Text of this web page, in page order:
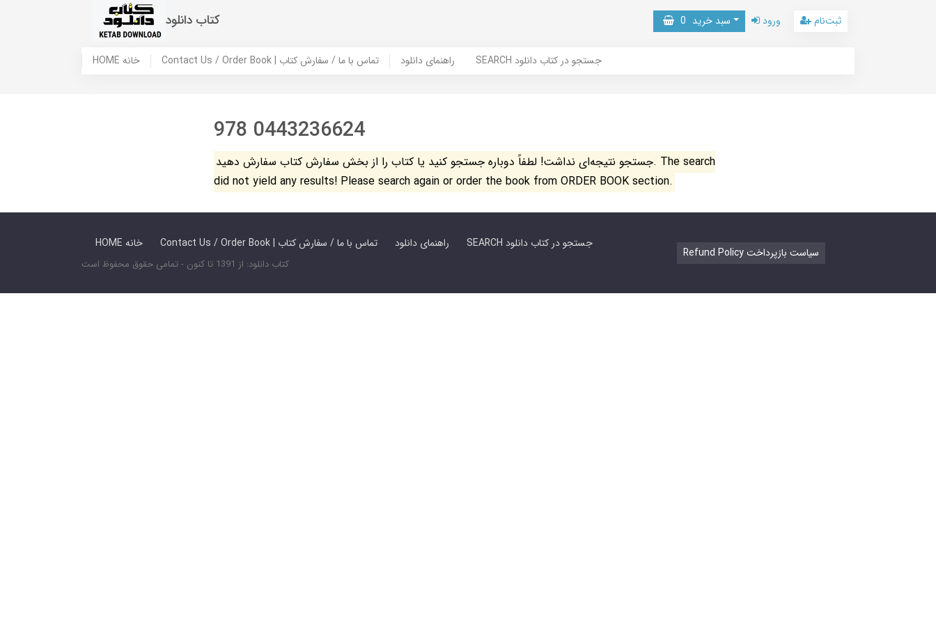
کتاب دانلود سبد خرید 0 ورود ثبت‌نام
HOME خانه Contact Us / Order Book | تماس با ما / سفارش کتاب راهنمای دانلود SEARCH جستجو در کتاب دانلود
978 0443236624
جستجو نتیجه‌ای نداشت! لطفاً دوباره جستجو کنید یا کتاب را از بخش سفارش کتاب سفارش دهید. The search
did not yield any results! Please search again or order the book from ORDER BOOK section.
HOME خانه Contact Us / Order Book | تماس با ما / سفارش کتاب راهنمای دانلود SEARCH جستجو در کتاب دانلود
کتاب دانلود: از 1391 تا کنون - تمامی حقوق محفوظ است
Refund Policy سیاست بازپرداخت